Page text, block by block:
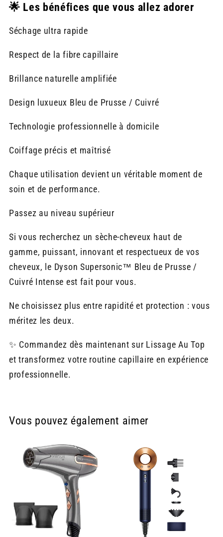
🌟 Les bénéfices que vous allez adorer
Séchage ultra rapide
Respect de la fibre capillaire
Brillance naturelle amplifiée
Design luxueux Bleu de Prusse / Cuivré
Technologie professionnelle à domicile
Coiffage précis et maîtrisé
Chaque utilisation devient un véritable moment de
soin et de performance.
Passez au niveau supérieur
Si vous recherchez un sèche-cheveux haut de
gamme, puissant, innovant et respectueux de vos
cheveux, le Dyson Supersonic™ Bleu de Prusse /
Cuivré Intense est fait pour vous.
Ne choisissez plus entre rapidité et protection : vous
méritez les deux.
✨ Commandez dès maintenant sur Lissage Au Top
et transformez votre routine capillaire en expérience
professionnelle.
Vous pouvez également aimer